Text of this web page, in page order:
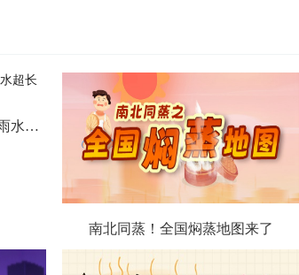
北方城市降雨日历出炉 看哪里雨水超长待机
南北同蒸！全国焖蒸地图来了